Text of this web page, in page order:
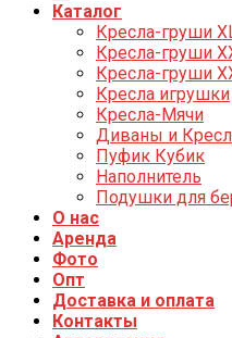
Каталог
Кресла-груши
Кресла-груши
Кресла-груши
Кресла игрушки
Кресла-Мячи
Диваны и
Пуфик Кубик
Наполнитель
Подушки для
О нас
Аренда
Фото
Опт
Доставка и оплата
Контакты